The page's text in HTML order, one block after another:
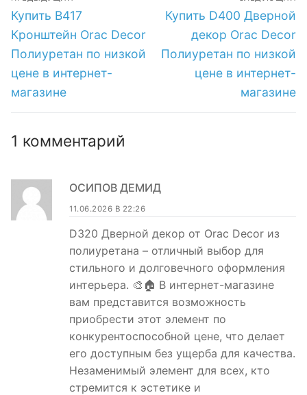
интернет-
магазине
магазине
по
записям
Предыдущая
запись:
Купить B417
Кронштейн Orac Decor
Полиуретан по низкой
цене в интернет-
магазине
Следующая
запись:
Купить D400 Дверной
декор Orac Decor
Полиуретан по низкой
цене в интернет-
магазине
1 комментарий
ОСИПОВ ДЕМИД
11.06.2026 В 22:26
D320 Дверной декор от Orac Decor из
полиуретана – отличный выбор для
стильного и долговечного оформления
интерьера. 🎨🏠 В интернет-магазине
вам представится возможность
приобрести этот элемент по
конкурентоспособной цене, что делает
его доступным без ущерба для качества.
Незаменимый элемент для всех, кто
стремится к эстетике и